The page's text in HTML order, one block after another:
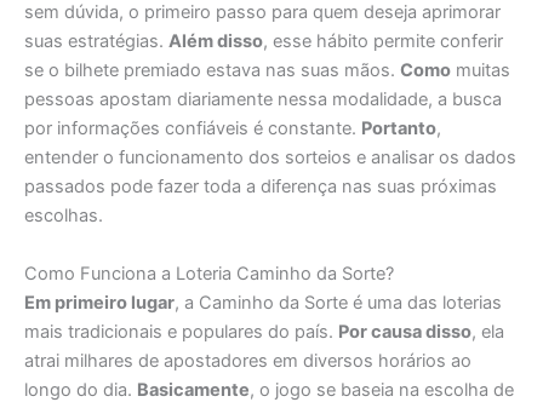
sem dúvida, o primeiro passo para quem deseja aprimorar
suas estratégias. Além disso, esse hábito permite conferir
se o bilhete premiado estava nas suas mãos. Como muitas
pessoas apostam diariamente nessa modalidade, a busca
por informações confiáveis é constante. Portanto,
entender o funcionamento dos sorteios e analisar os dados
passados pode fazer toda a diferença nas suas próximas
escolhas.
Como Funciona a Loteria Caminho da Sorte?
Em primeiro lugar, a Caminho da Sorte é uma das loterias
mais tradicionais e populares do país. Por causa disso, ela
atrai milhares de apostadores em diversos horários ao
longo do dia. Basicamente, o jogo se baseia na escolha de